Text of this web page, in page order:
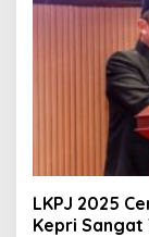
LKPJ 2025
Kepri Sangat